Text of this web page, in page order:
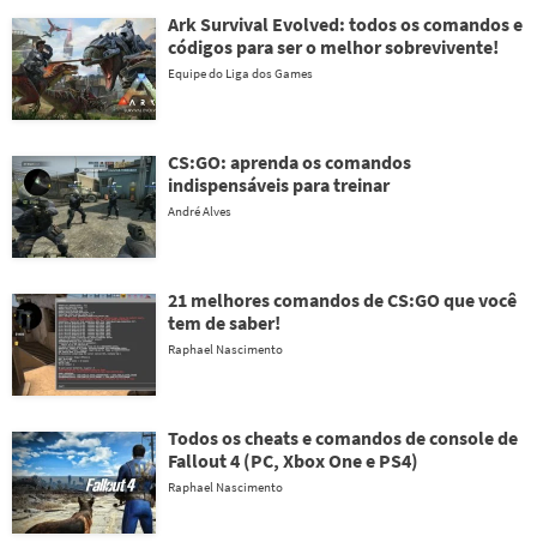
Ark Survival Evolved: todos os comandos e
códigos para ser o melhor sobrevivente!
Equipe do Liga dos Games
CS:GO: aprenda os comandos
indispensáveis para treinar
André Alves
21 melhores comandos de CS:GO que você
tem de saber!
Raphael Nascimento
Todos os cheats e comandos de console de
Fallout 4 (PC, Xbox One e PS4)
Raphael Nascimento